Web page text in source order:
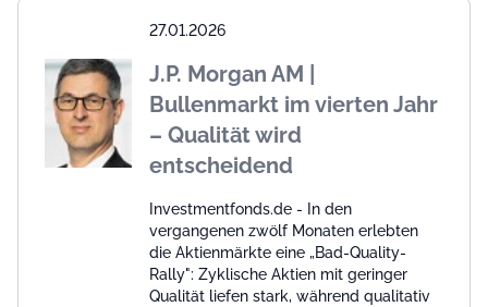
27.01.2026
J.P. Morgan AM |
Bullenmarkt im vierten Jahr
– Qualität wird
entscheidend
Investmentfonds.de - In den
vergangenen zwölf Monaten erlebten
die Aktienmärkte eine „Bad-Quality-
Rally": Zyklische Aktien mit geringer
Qualität liefen stark, während qualitativ